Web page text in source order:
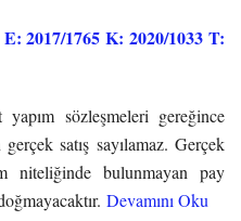
2017/1765 K: 2020/1033 T:
sözleşmeleri gereğince
satış sayılamaz. Gerçek
niteliğinde bulunmayan pay
Devamını Oku